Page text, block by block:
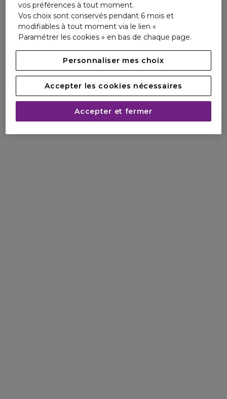
vos préférences à tout moment.
Vos choix sont conservés pendant 6 mois et
modifiables à tout moment via le lien «
Paramétrer les cookies » en bas de chaque page.
Personnaliser mes choix
Accepter les cookies nécessaires
Accepter et fermer